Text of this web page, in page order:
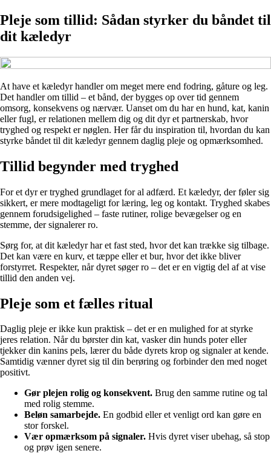
Pleje som tillid: Sådan styrker du båndet til
dit kæledyr
At have et kæledyr handler om meget mere end fodring, gåture og leg.
Det handler om tillid – et bånd, der bygges op over tid gennem
omsorg, konsekvens og nærvær. Uanset om du har en hund, kat, kanin
eller fugl, er relationen mellem dig og dit dyr et partnerskab, hvor
tryghed og respekt er nøglen. Her får du inspiration til, hvordan du kan
styrke båndet til dit kæledyr gennem daglig pleje og opmærksomhed.
Tillid begynder med tryghed
For et dyr er tryghed grundlaget for al adfærd. Et kæledyr, der føler sig
sikkert, er mere modtageligt for læring, leg og kontakt. Tryghed skabes
gennem forudsigelighed – faste rutiner, rolige bevægelser og en
stemme, der signalerer ro.
Sørg for, at dit kæledyr har et fast sted, hvor det kan trække sig tilbage.
Det kan være en kurv, et tæppe eller et bur, hvor det ikke bliver
forstyrret. Respekter, når dyret søger ro – det er en vigtig del af at vise
tillid den anden vej.
Pleje som et fælles ritual
Daglig pleje er ikke kun praktisk – det er en mulighed for at styrke
jeres relation. Når du børster din kat, vasker din hunds poter eller
tjekker din kanins pels, lærer du både dyrets krop og signaler at kende.
Samtidig vænner dyret sig til din berøring og forbinder den med noget
positivt.
Gør plejen rolig og konsekvent. Brug den samme rutine og tal
med rolig stemme.
Beløn samarbejde. En godbid eller et venligt ord kan gøre en
stor forskel.
Vær opmærksom på signaler. Hvis dyret viser ubehag, så stop
og prøv igen senere.